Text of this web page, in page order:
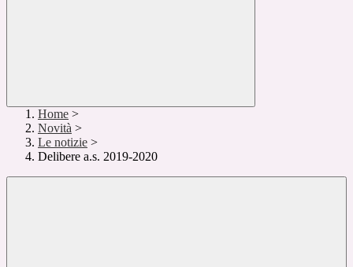
Home >
Novità >
Le notizie >
Delibere a.s. 2019-2020